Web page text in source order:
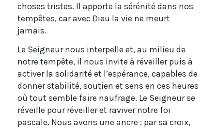
choses tristes. Il apporte la sérénité dans nos
tempêtes, car avec Dieu la vie ne meurt
jamais.
Le Seigneur nous interpelle et, au milieu de
notre tempête, il nous invite à réveiller puis à
activer la solidarité et l’espérance, capables de
donner stabilité, soutien et sens en ces heures
où tout semble faire naufrage. Le Seigneur se
réveille pour réveiller et raviver notre foi
pascale. Nous avons une ancre : par sa croix,